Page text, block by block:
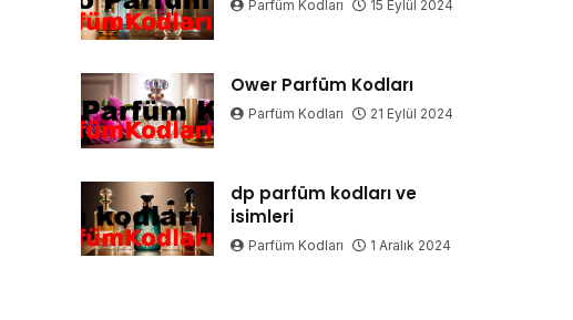
Parfüm Kodları 15 Eylül 2024
Ower Parfüm Kodları
Parfüm Kodları 21 Eylül 2024
dp parfüm kodları ve
isimleri
Parfüm Kodları 1 Aralık 2024